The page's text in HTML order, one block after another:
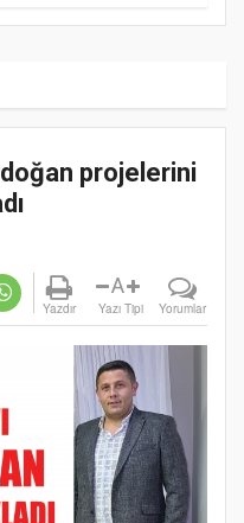
projelerini
Yazdır
A
Yazı Tipi Yorumlar